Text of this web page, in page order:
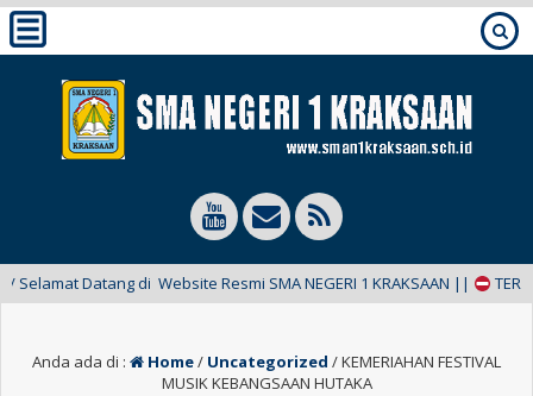
Datang di Website Resmi SMA NEGERI 1 KRAKSAAN || TERKINI:
Anda ada di : Home/ Uncategorized /KEMERIAHAN FESTIVAL
MUSIK KEBANGSAAN HUTAKA